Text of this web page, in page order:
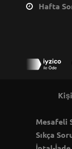
Hafta
Mesafeli
Sıkça